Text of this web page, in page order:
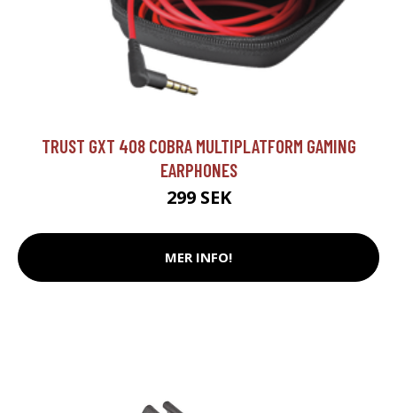
TRUST GXT 408 COBRA MULTIPLATFORM GAMING
EARPHONES
299 SEK
MER INFO!